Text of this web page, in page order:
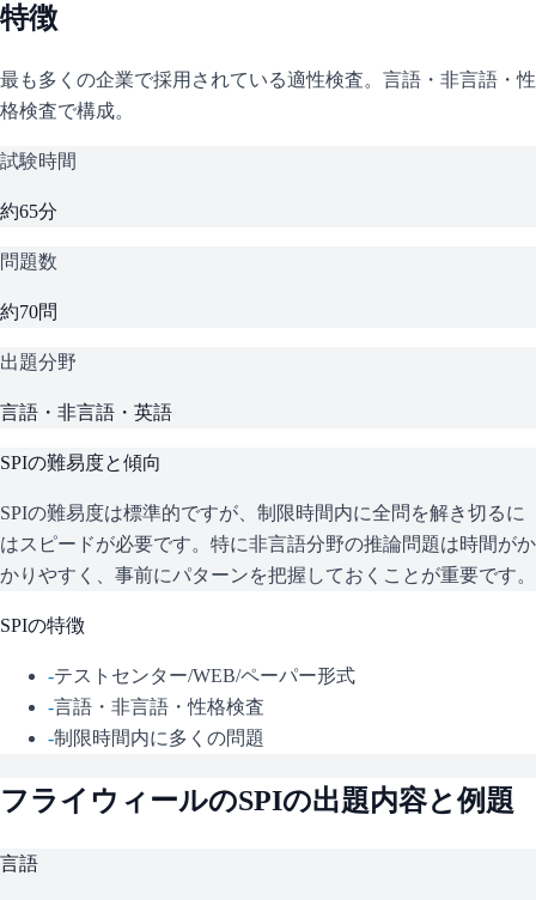
特徴
最も多くの企業で採用されている適性検査。言語・非言語・性
格検査で構成。
試験時間
約65分
問題数
約70問
出題分野
言語・非言語・英語
SPIの難易度と傾向
SPIの難易度は標準的ですが、制限時間内に全問を解き切るに
はスピードが必要です。特に非言語分野の推論問題は時間がか
かりやすく、事前にパターンを把握しておくことが重要です。
SPIの特徴
-テストセンター/WEB/ペーパー形式
-言語・非言語・性格検査
-制限時間内に多くの問題
フライウィールのSPIの出題内容と例題
言語